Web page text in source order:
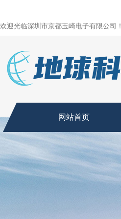
欢迎光临深圳市京都玉崎电子有限公司！
网站首页